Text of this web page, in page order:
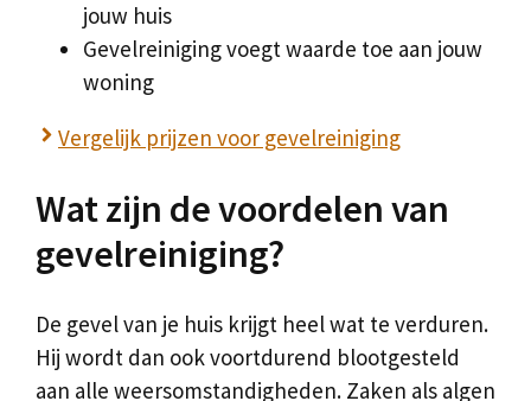
jouw huis
Gevelreiniging voegt waarde toe aan jouw
woning
Vergelijk prijzen voor gevelreiniging
Wat zijn de voordelen van
gevelreiniging?
De gevel van je huis krijgt heel wat te verduren.
Hij wordt dan ook voortdurend blootgesteld
aan alle weersomstandigheden. Zaken als algen